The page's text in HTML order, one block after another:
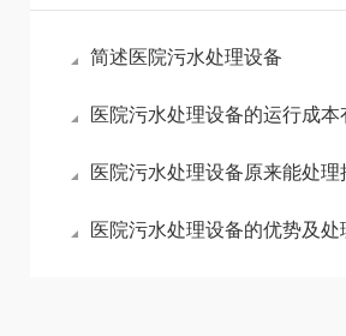
简述医院污水处理设备
医院污水处理设备的运行成本有哪些因素影
医院污水处理设备原来能处理掉这么多
医院污水处理设备的优势及处理技